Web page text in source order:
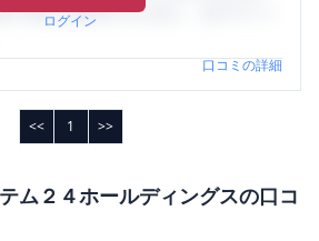
ログイン
の悩みを解消するために、ぜひサイト
口コミの詳細
<< 1 >>
ム２４ホールディングスの口コ